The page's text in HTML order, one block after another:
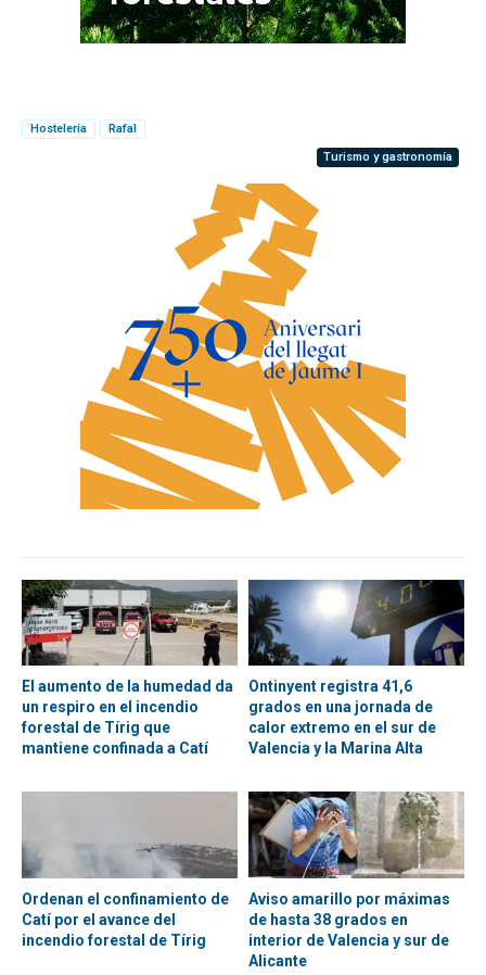
Hostelería
Rafal
Turismo y gastronomía
El aumento de la humedad da
un respiro en el incendio
forestal de Tírig que
mantiene confinada a Catí
Ontinyent registra 41,6
grados en una jornada de
calor extremo en el sur de
Valencia y la Marina Alta
Ordenan el confinamiento de
Catí por el avance del
incendio forestal de Tírig
Aviso amarillo por máximas
de hasta 38 grados en
interior de Valencia y sur de
Alicante